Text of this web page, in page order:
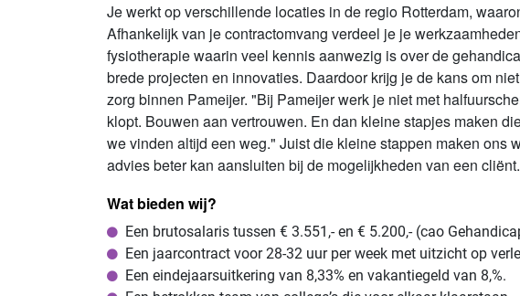
Je werkt op verschillende locaties in de regio Rotterdam,
Afhankelijk van je contractomvang verdeel je je
fysiotherapie waarin veel kennis aanwezig is over de
brede projecten en innovaties. Daardoor krijg je de kans om
zorg binnen Pameijer. "Bij Pameijer werk je niet met
klopt. Bouwen aan vertrouwen. En dan kleine stapjes maken
we vinden altijd een weg." Juist die kleine stappen maken ons
advies beter kan aansluiten bij de mogelijkheden van een
Wat bieden wij?
Een brutosalaris tussen € 3.551,- en € 5.200,- (cao
Een jaarcontract voor 28-32 uur per week met uitzicht op
Een eindejaarsuitkering van 8,33% en vakantiegeld van 8,%.